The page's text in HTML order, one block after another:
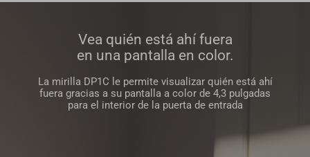
Vea quién está ahí fuera
en una pantalla en color.
La mirilla DP1C le permite visualizar quién está ahí
fuera gracias a su pantalla a color de 4,3 pulgadas
para el interior de la puerta de entrada